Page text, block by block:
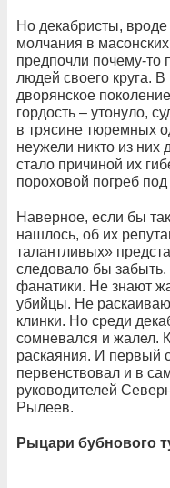
Но декабристы,
молчания в
предпочли почему-то
людей своего круга. В
дворянское
гордость – утонуло,
в трясине тюремных
неужели никто из них
стало причиной их
пороховой погреб
Наверное, если бы
нашлось, об их
талантливых»
следовало бы
фанатики. Не знают
убийцы. Не
клинки. Но среди
сомневался и жалел.
раскаяния. И первый
первенствовал и в
руководителей
Рылеев.
Рыцари бубнового